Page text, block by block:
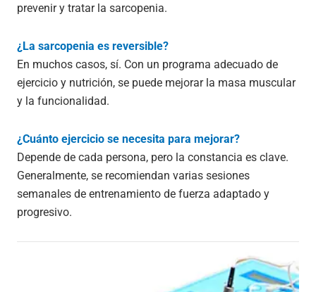
prevenir y tratar la sarcopenia.
¿La sarcopenia es reversible?
En muchos casos, sí. Con un programa adecuado de
ejercicio y nutrición, se puede mejorar la masa muscular
y la funcionalidad.
¿Cuánto ejercicio se necesita para mejorar?
Depende de cada persona, pero la constancia es clave.
Generalmente, se recomiendan varias sesiones
semanales de entrenamiento de fuerza adaptado y
progresivo.